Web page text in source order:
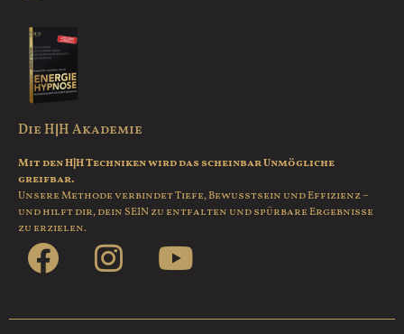
Die H|H Akademie
Mit den H|H Techniken wird das scheinbar Unmögliche
greifbar.
Unsere Methode verbindet Tiefe, Bewusstsein und Effizienz –
und hilft dir, dein SEIN zu entfalten und spürbare Ergebnisse
zu erzielen.